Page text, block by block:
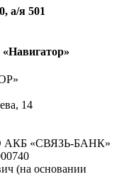
а/я 501
14
«СВЯЗЬ-БАНК»
(на основании